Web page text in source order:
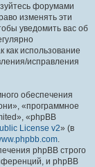
форумами
изменять эти
уведомить вас об
как использование
исправления
обеспечения
«программное
«phpBB
License v2» (в
.
phpBB строго
и phpBB